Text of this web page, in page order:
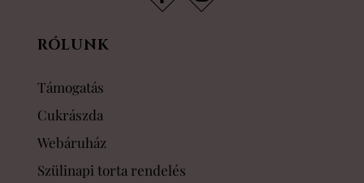
RÓLUNK
Támogatás
Cukrászda
Webáruház
Szülinapi torta rendelés